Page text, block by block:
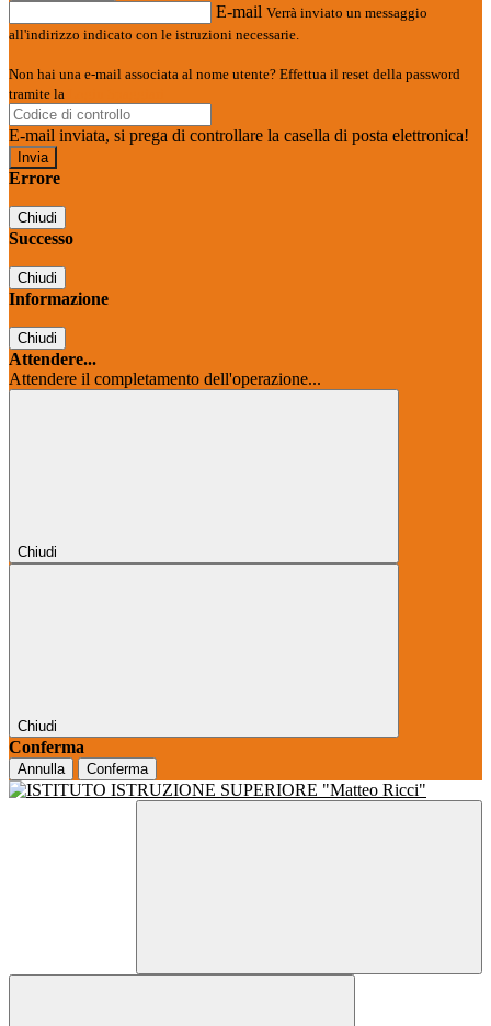
E-mail Verrà inviato un messaggio
all'indirizzo indicato con le istruzioni necessarie.
Non hai una e-mail associata al nome utente? Effettua il reset della password
tramite la
E-mail inviata, si prega di controllare la casella di posta elettronica!
Errore
Chiudi
Successo
Chiudi
Informazione
Chiudi
Attendere...
Attendere il completamento dell'operazione...
Chiudi
Chiudi
Conferma
Annulla Conferma